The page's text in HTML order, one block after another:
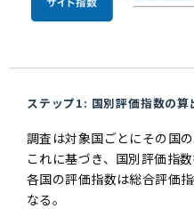
ステップ1: 国別評価指数の算
調査は対象国ごとにその国
これに基づき、国別評価指数
各国の評価指数は総合評価
なる。